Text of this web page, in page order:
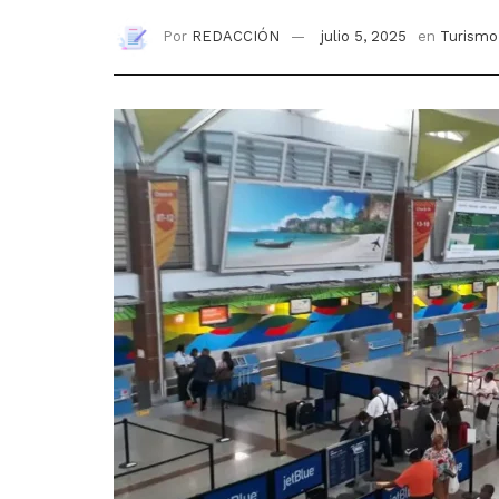
Por REDACCIÓN julio 5, 2025 en Turismo